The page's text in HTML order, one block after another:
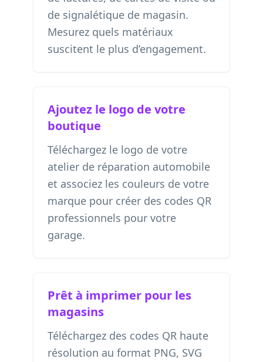
de signalétique de magasin.
Mesurez quels matériaux
suscitent le plus d’engagement.
Ajoutez le logo de votre
boutique
Téléchargez le logo de votre
atelier de réparation automobile
et associez les couleurs de votre
marque pour créer des codes QR
professionnels pour votre
garage.
Prêt à imprimer pour les
magasins
Téléchargez des codes QR haute
résolution au format PNG, SVG